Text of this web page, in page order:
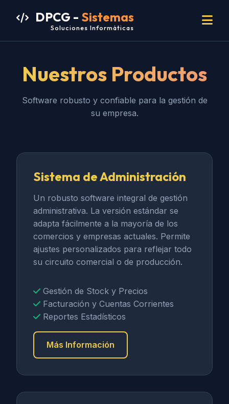
DPCG - Sistemas
Soluciones Informáticas
Nuestros Productos
Software robusto y confiable para la gestión de
su empresa.
Sistema de Administración
Un robusto software integral de gestión
administrativa. La versión estándar se
adapta fácilmente a la mayoría de los
comercios y empresas actuales. Permite
ajustes personalizados para reflejar todo
su circuito comercial o de producción.
Gestión de Stock y Precios
Facturación y Cuentas Corrientes
Reportes Estadísticos
Más Información